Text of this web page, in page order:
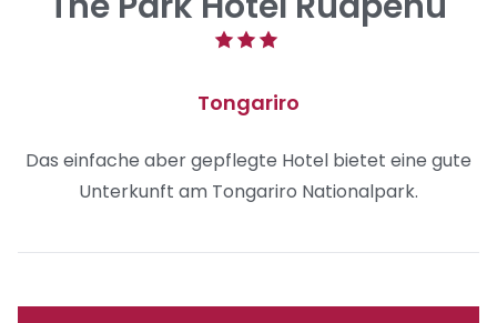
Tongariro
Das einfache aber gepflegte Hotel bietet eine gute
Unterkunft am Tongariro Nationalpark.